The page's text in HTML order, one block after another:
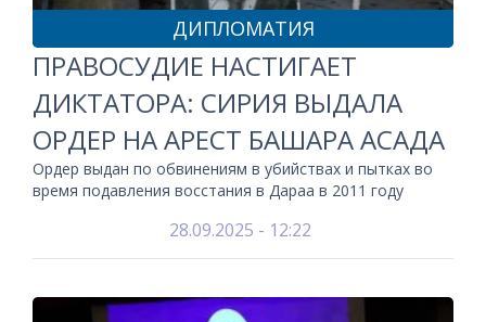
ДИПЛОМАТИЯ
ПРАВОСУДИЕ НАСТИГАЕТ
ДИКТАТОРА: СИРИЯ ВЫДАЛА
ОРДЕР НА АРЕСТ БАШАРА АСАДА
Ордер выдан по обвинениям в убийствах и пытках во
время подавления восстания в Дараа в 2011 году
28.09.2025 - 12:22